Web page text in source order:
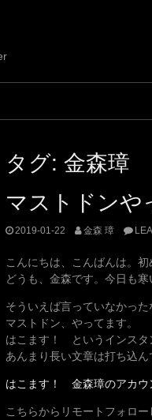
タグ: 金森璋
マストドンや
2019-01-22 金森 璋
こんにちは、こんばんは。
どうも、金森です。今日も
そういえば言っていなかった
マストドン、やってます。
はこます！ というインスタ
あんまり長い文章は打ち込
はこます！ 金森璋のアカウ
こちらからリモートフォロ